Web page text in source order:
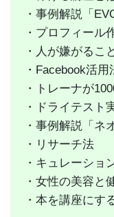
・事例解説「
・プロフィール
・人が嫌がるこ
・Facebook活用
・トレーナが
・ドライテスト
・事例解説「ネ
・リサーチ法
・キュレーショ
・女性の美容と
・本を講座にす